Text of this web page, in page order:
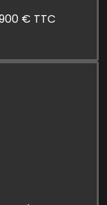
€ TTC